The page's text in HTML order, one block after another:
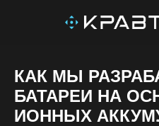
КАК МЫ
БАТАРЕИ НА
ИОННЫХ